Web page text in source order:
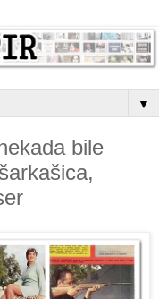
▼
bile